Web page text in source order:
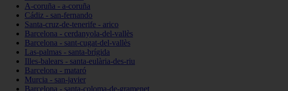
A-coruña - a-coruña
Cádiz - san-fernando
Santa-cruz-de-tenerife - arico
Barcelona - cerdanyola-del-vallès
Barcelona - sant-cugat-del-vallès
Las-palmas - santa-brígida
Illes-balears - santa-eulària-des-riu
Barcelona - mataró
Murcia - san-javier
Barcelona - santa-coloma-de-gramenet